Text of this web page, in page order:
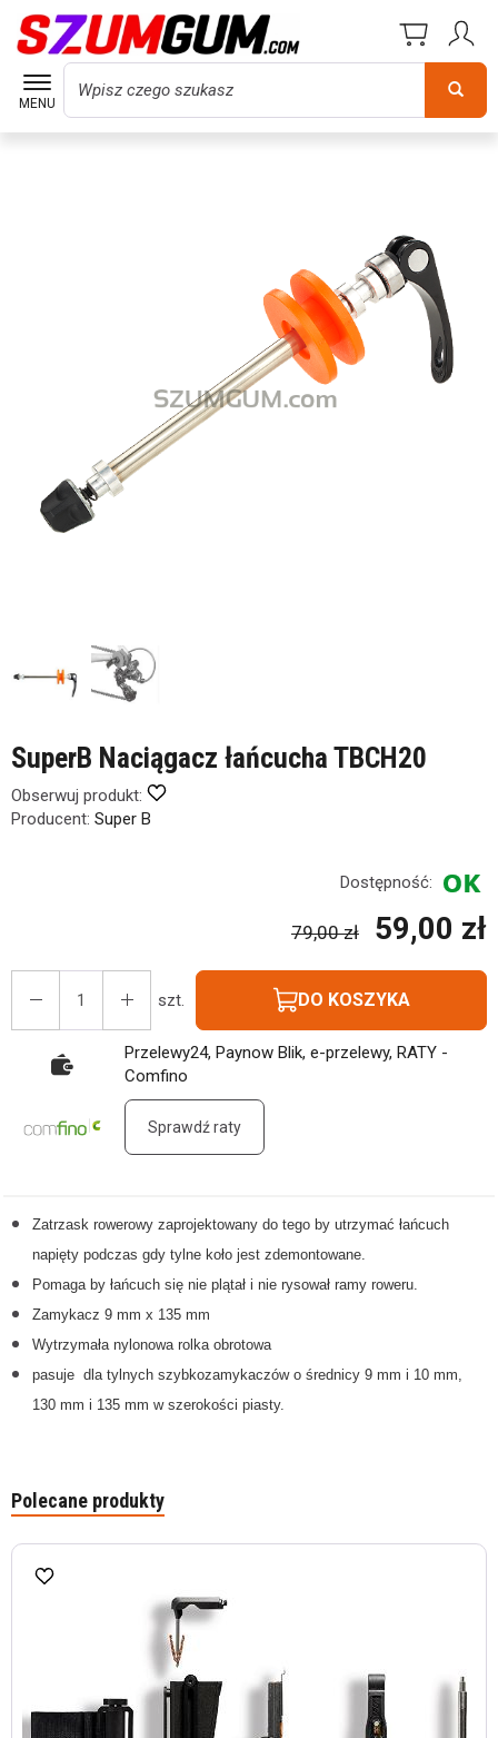
MENU
Wyszukaj
SuperB Naciągacz łańcucha TBCH20
Obserwuj produkt:
Producent: Super B
Dostępność:
79,00 zł 59,00 zł
szt. DO KOSZYKA
Przelewy24, Paynow Blik, e-przelewy, RATY -
Comfino
Sprawdź raty
Zatrzask rowerowy zaprojektowany do tego by utrzymać łańcuch
napięty podczas gdy tylne koło jest zdemontowane.
Pomaga by łańcuch się nie plątał i nie rysował ramy roweru.
Zamykacz 9 mm x 135 mm
Wytrzymała nylonowa rolka obrotowa
pasuje dla tylnych szybkozamykaczów o średnicy 9 mm i 10 mm,
130 mm i 135 mm w szerokości piasty.
Polecane produkty